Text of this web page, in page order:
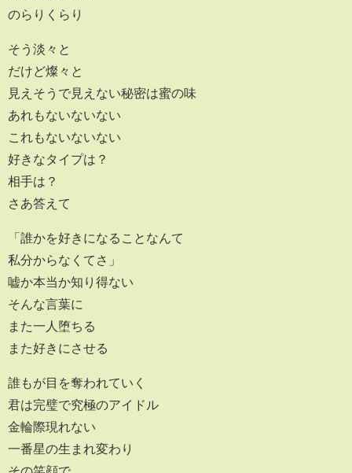
のらりくらり
そう淡々と
だけど燦々と
見えそうで見えない秘密は蜜の味
あれもないないない
これもないないない
好きなタイプは？
相手は？
さあ答えて
「誰かを好きになることなんて
私分からなくてさ」
嘘か本当か知り得ない
そんな言葉に
また一人堕ちる
また好きにさせる
誰もが目を奪われていく
君は完璧で究極のアイドル
金輪際現れない
一番星の生まれ変わり